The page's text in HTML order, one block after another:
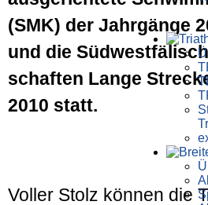
(SMK) der Jahrgänge
und die
schaften Lange
2010 statt.
Voller Stolz können die